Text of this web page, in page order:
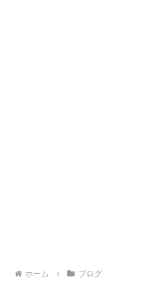
ホーム ブログ